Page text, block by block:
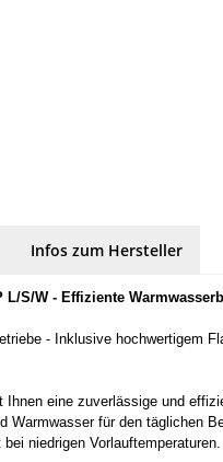
Infos zum Hersteller
L/S/W - Effiziente
- Inklusive hochwertigem
eine zuverlässige und
Warmwasser für den täglichen
niedrigen Vorlauftemperaturen.